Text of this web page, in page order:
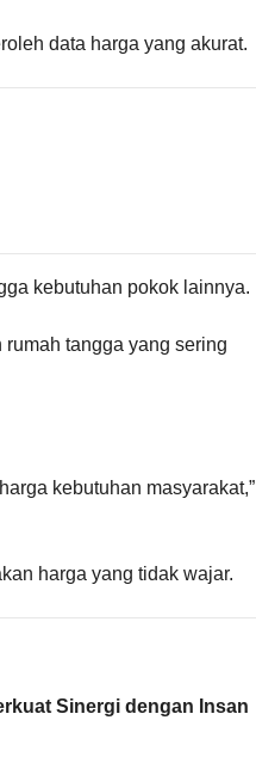
data harga yang akurat.
kebutuhan pokok lainnya.
tangga yang sering
kebutuhan masyarakat,”
harga yang tidak wajar.
Sinergi dengan Insan